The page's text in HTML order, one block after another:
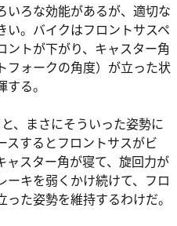
いろな効能があるが、適切な
。バイクはフロントサスペ
ントが下がり、キャスター角
フォークの角度）が立った状
る。
、まさにそういった姿勢に
スするとフロントサスがビ
ャスター角が寝て、旋回力が
キを弱くかけ続けて、フロ
た姿勢を維持するわけだ。